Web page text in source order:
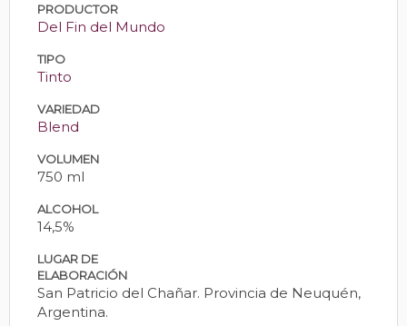
PRODUCTOR
Del Fin del Mundo
TIPO
Tinto
VARIEDAD
Blend
VOLUMEN
750 ml
ALCOHOL
14,5%
LUGAR DE
ELABORACIÓN
San Patricio del Chañar. Provincia de Neuquén,
Argentina.